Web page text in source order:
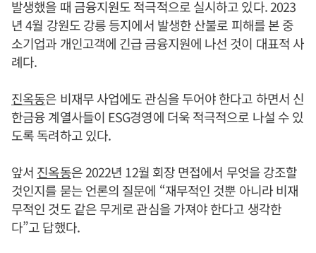
발생했을 때 금융지원도 적극적으로 실시하고 있다. 2023
년 4월 강원도 강릉 등지에서 발생한 산불로 피해를 본 중
소기업과 개인고객에 긴급 금융지원에 나선 것이 대표적 사
례다.
진옥동은 비재무 사업에도 관심을 두어야 한다고 하면서 신
한금융 계열사들이 ESG경영에 더욱 적극적으로 나설 수 있
도록 독려하고 있다.
앞서 진옥동은 2022년 12월 회장 면접에서 무엇을 강조할
것인지를 묻는 언론의 질문에 “재무적인 것뿐 아니라 비재
무적인 것도 같은 무게로 관심을 가져야 한다고 생각한
다”고 답했다.